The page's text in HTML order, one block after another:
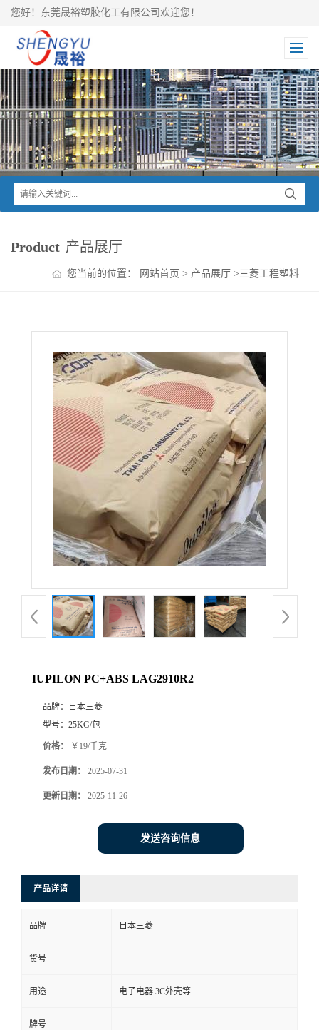
您好！东莞晟裕塑胶化工有限公司欢迎您！
Product 产品展厅
您当前的位置： 网站首页 > 产品展厅 >三菱工程塑料
IUPILON PC+ABS LAG2910R2
品牌：
日本三菱
型号： 25KG/包
价格： ￥19/千克
发布日期： 2025-07-31
更新日期： 2025-11-26
发送咨询信息
产品详请
品牌 日本三菱
货号
用途 电子电器 3C外壳等
牌号